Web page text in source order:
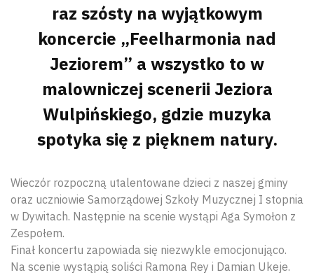
raz szósty na wyjątkowym
koncercie „Feelharmonia nad
Jeziorem” a wszystko to w
malowniczej scenerii Jeziora
Wulpińskiego, gdzie muzyka
spotyka się z pięknem natury.
Wieczór rozpoczną utalentowane dzieci z naszej gminy
oraz uczniowie Samorządowej Szkoły Muzycznej I stopnia
w Dywitach. Następnie na scenie wystąpi Aga Symołon z
Zespołem.
Finał koncertu zapowiada się niezwykle emocjonująco.
Na scenie wystąpią soliści Ramona Rey i Damian Ukeje.